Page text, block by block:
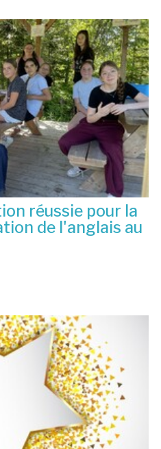
réussie pour la
de l'anglais au